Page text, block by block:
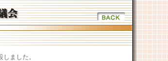
ました。